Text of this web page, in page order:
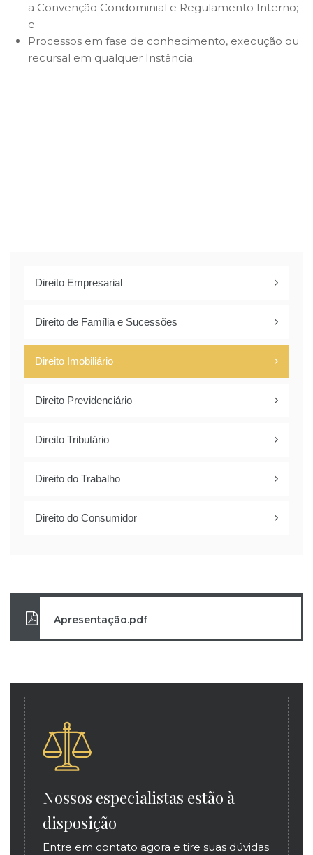
a Convenção Condominial e Regulamento Interno;
e
Processos em fase de conhecimento, execução ou
recursal em qualquer Instância.
Direito Empresarial
Direito de Família e Sucessões
Direito Imobiliário
Direito Previdenciário
Direito Tributário
Direito do Trabalho
Direito do Consumidor
Apresentação.pdf
Nossos especialistas estão à
disposição
Entre em contato agora e tire suas dúvidas